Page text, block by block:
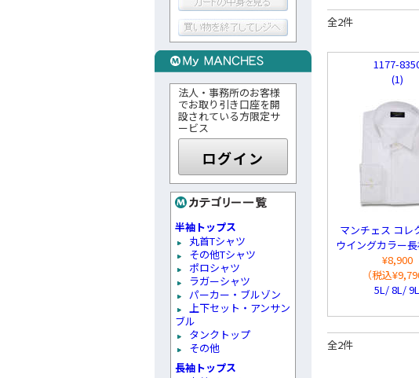
全2件
1177-
(1)
マンチェス コレ
ウイングカラー
¥8,900
（税込
5L/ 8L/ 9L
全2件
法人・事務所のお客様
でお取り引き口座を開
設されている方限定サ
ービス
ログイン
半袖トップス
丸首Tシャツ
その他Tシャツ
ポロシャツ
ラガーシャツ
パーカー・ブルゾン
上下セット・アンサン
ブル
タンクトップ
その他
長袖トップス